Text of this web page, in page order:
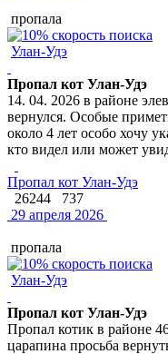
пропала
Улан-Удэ
Пропал кот Улан-Удэ
14. 04. 2026 в районе
вернулся. Особые
около 4 лет особо хочу
кто видел или может
Пропал кот Улан-Удэ
26244
737
29 апреля 2026
пропала
Улан-Удэ
Пропал кот Улан-Удэ
Пропал котик в районе
царапина просьба